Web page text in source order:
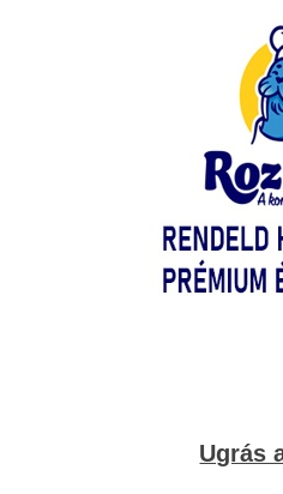
Ugrás